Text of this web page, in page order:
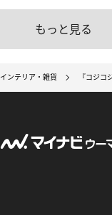
もっと見る
インテリア・雑貨 『コジ